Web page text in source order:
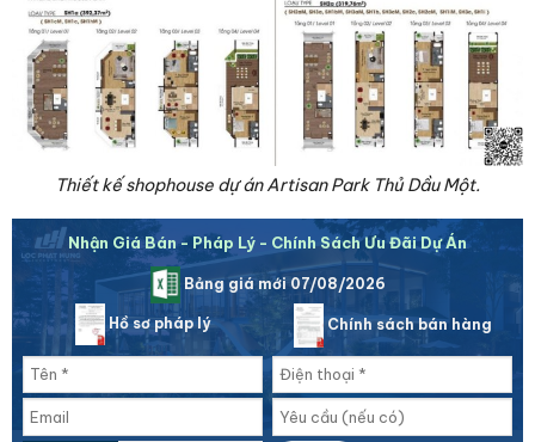
Thiết kế shophouse dự án Artisan Park Thủ Dầu Một.
Nhận Giá Bán - Pháp Lý - Chính Sách Ưu Đãi Dự Án
Bảng giá mới 07/08/2026
Hồ sơ pháp lý Chính sách bán hàng